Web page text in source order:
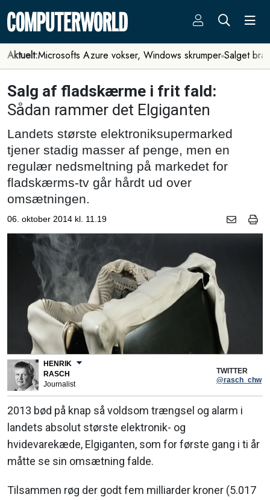
Aktuelt:Microsofts Azure vokser, Windows skrumper Salget
Salg af fladskærme i frit fald:
Sådan rammer det Elgiganten
Landets største elektroniksupermarked
tjener stadig masser af penge, men en
regulær nedsmeltning på markedet for
fladskærms-tv går hårdt ud over
omsætningen.
06. oktober 2014 kl. 11.19
HENRIK
RASCH
Journalist
TWITTER
@rasch_chw
2013 bød på knap så voldsom trængsel og alarm i
landets absolut største elektronik- og
hvidevarekæde, Elgiganten, som for første gang i ti år
måtte se sin omsætning falde.
Tilsammen røg der godt fem milliarder kroner (5.017